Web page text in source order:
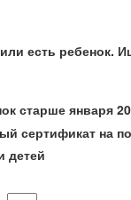
есть ребенок.
старше января
сертификат на
детей